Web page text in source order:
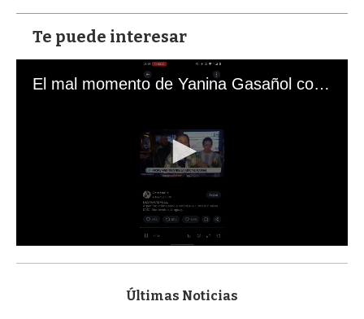
Te puede interesar
El mal momento de Yanina Gasañol con un hincha argentino en "Subrayado"
s
Últimas Noticias